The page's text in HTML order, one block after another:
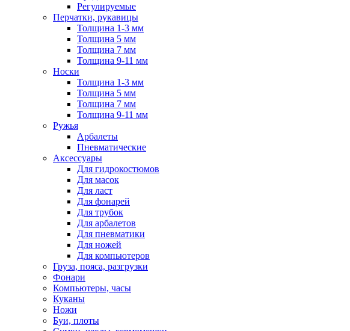
Регулируемые
Перчатки, рукавицы
Толщина 1-3 мм
Толщина 5 мм
Толщина 7 мм
Толщина 9-11 мм
Носки
Толщина 1-3 мм
Толщина 5 мм
Толщина 7 мм
Толщина 9-11 мм
Ружья
Арбалеты
Пневматические
Аксессуары
Для гидрокостюмов
Для масок
Для ласт
Для фонарей
Для трубок
Для арбалетов
Для пневматики
Для ножей
Для компьютеров
Груза, пояса, разгрузки
Фонари
Компьютеры, часы
Куканы
Ножи
Буи, плоты